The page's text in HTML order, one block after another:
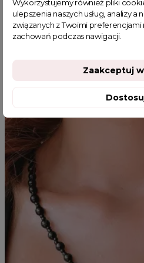
Wykorzystujemy również pliki
ulepszenia naszych usług, analizy
związanych z Twoimi
zachowań podczas nawigacji.
Zaakceptuj